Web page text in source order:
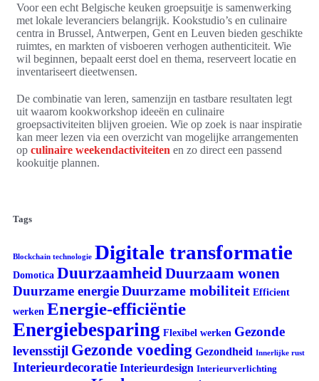
Voor een echt Belgische keuken groepsuitje is samenwerking
met lokale leveranciers belangrijk. Kookstudio’s en culinaire
centra in Brussel, Antwerpen, Gent en Leuven bieden geschikte
ruimtes, en markten of visboeren verhogen authenticiteit. Wie
wil beginnen, bepaalt eerst doel en thema, reserveert locatie en
inventariseert dieetwensen.
De combinatie van leren, samenzijn en tastbare resultaten legt
uit waarom kookworkshop ideeën en culinaire
groepsactiviteiten blijven groeien. Wie op zoek is naar inspiratie
kan meer lezen via een overzicht van mogelijke arrangementen
op culinaire weekendactiviteiten en zo direct een passend
kookuitje plannen.
Tags
Blockchain technologie Digitale transformatie
Domotica DuurzaamheidDuurzaam wonen
Duurzame energieDuurzame mobiliteit Efficient
werken Energie-efficiëntie
Energiebesparing Flexibel werken Gezonde
levensstijl Gezonde voeding Gezondheid Innerlijke rust
Interieurdecoratie Interieurdesign Interieurverlichting